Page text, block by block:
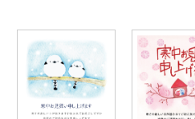
WIT-GZ19
早春ピクニック
この見本で申し込む
WIT-GZ40
シロクマ
この見本で申